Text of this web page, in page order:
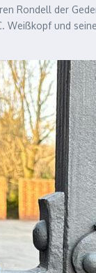
Rondell der
und